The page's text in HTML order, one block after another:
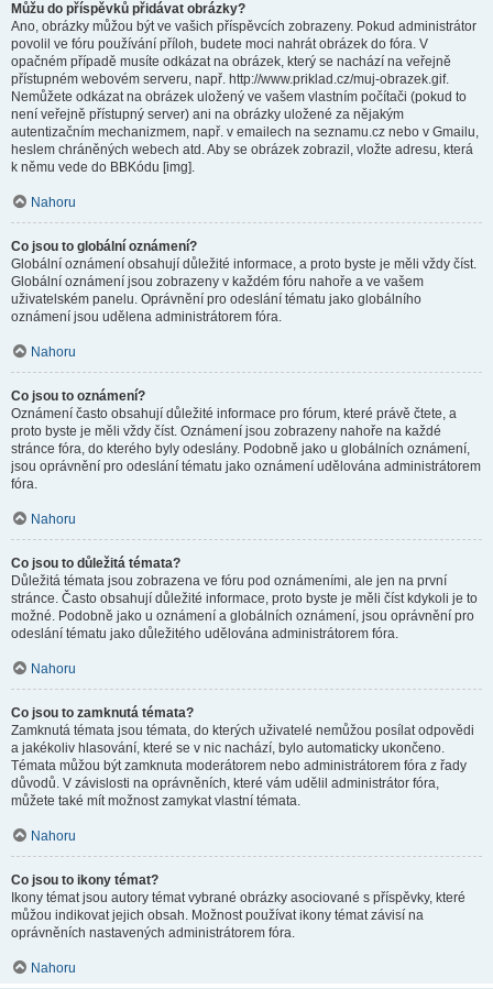
Můžu do příspěvků přidávat obrázky?
Ano, obrázky můžou být ve vašich příspěvcích zobrazeny. Pokud administrátor
povolil ve fóru používání příloh, budete moci nahrát obrázek do fóra. V
opačném případě musíte odkázat na obrázek, který se nachází na veřejně
přístupném webovém serveru, např. http://www.priklad.cz/muj-obrazek.gif.
Nemůžete odkázat na obrázek uložený ve vašem vlastním počítači (pokud to
není veřejně přístupný server) ani na obrázky uložené za nějakým
autentizačním mechanizmem, např. v emailech na seznamu.cz nebo v Gmailu,
heslem chráněných webech atd. Aby se obrázek zobrazil, vložte adresu, která
k němu vede do BBKódu [img].
Nahoru
Co jsou to globální oznámení?
Globální oznámení obsahují důležité informace, a proto byste je měli vždy číst.
Globální oznámení jsou zobrazeny v každém fóru nahoře a ve vašem
uživatelském panelu. Oprávnění pro odeslání tématu jako globálního
oznámení jsou udělena administrátorem fóra.
Nahoru
Co jsou to oznámení?
Oznámení často obsahují důležité informace pro fórum, které právě čtete, a
proto byste je měli vždy číst. Oznámení jsou zobrazeny nahoře na každé
stránce fóra, do kterého byly odeslány. Podobně jako u globálních oznámení,
jsou oprávnění pro odeslání tématu jako oznámení udělována administrátorem
fóra.
Nahoru
Co jsou to důležitá témata?
Důležitá témata jsou zobrazena ve fóru pod oznámeními, ale jen na první
stránce. Často obsahují důležité informace, proto byste je měli číst kdykoli je to
možné. Podobně jako u oznámení a globálních oznámení, jsou oprávnění pro
odeslání tématu jako důležitého udělována administrátorem fóra.
Nahoru
Co jsou to zamknutá témata?
Zamknutá témata jsou témata, do kterých uživatelé nemůžou posílat odpovědi
a jakékoliv hlasování, které se v nic nachází, bylo automaticky ukončeno.
Témata můžou být zamknuta moderátorem nebo administrátorem fóra z řady
důvodů. V závislosti na oprávněních, které vám udělil administrátor fóra,
můžete také mít možnost zamykat vlastní témata.
Nahoru
Co jsou to ikony témat?
Ikony témat jsou autory témat vybrané obrázky asociované s příspěvky, které
můžou indikovat jejich obsah. Možnost používat ikony témat závisí na
oprávněních nastavených administrátorem fóra.
Nahoru